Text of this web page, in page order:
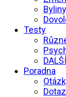
Testy
Poradna